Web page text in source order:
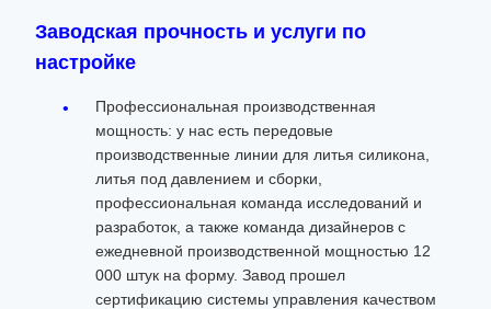
Заводская прочность и услуги по
настройке
Профессиональная производственная
мощность: у нас есть передовые
производственные линии для литья силикона,
литья под давлением и сборки,
профессиональная команда исследований и
разработок, а также команда дизайнеров с
ежедневной производственной мощностью 12
000 штук на форму. Завод прошел
сертификацию системы управления качеством